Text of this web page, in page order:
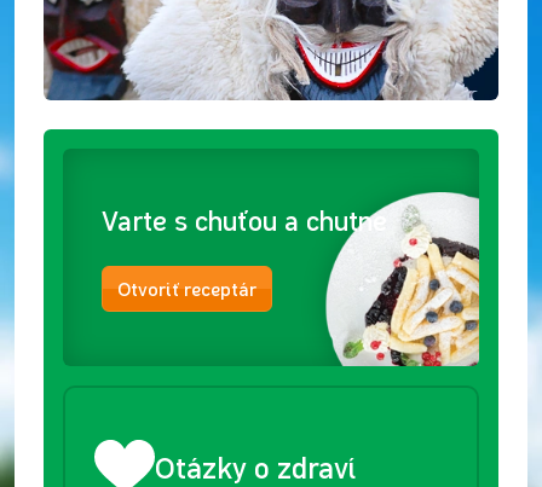
Varte s chuťou a chutne
Otvoriť receptár
Otázky o zdraví